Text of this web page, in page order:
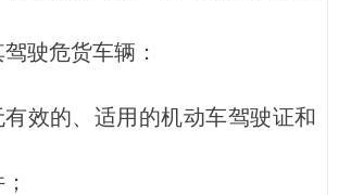
驶危货车辆：
的、适用的机动车驾驶证和